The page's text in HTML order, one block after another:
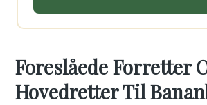
Foreslåede Forretter
Hovedretter Til